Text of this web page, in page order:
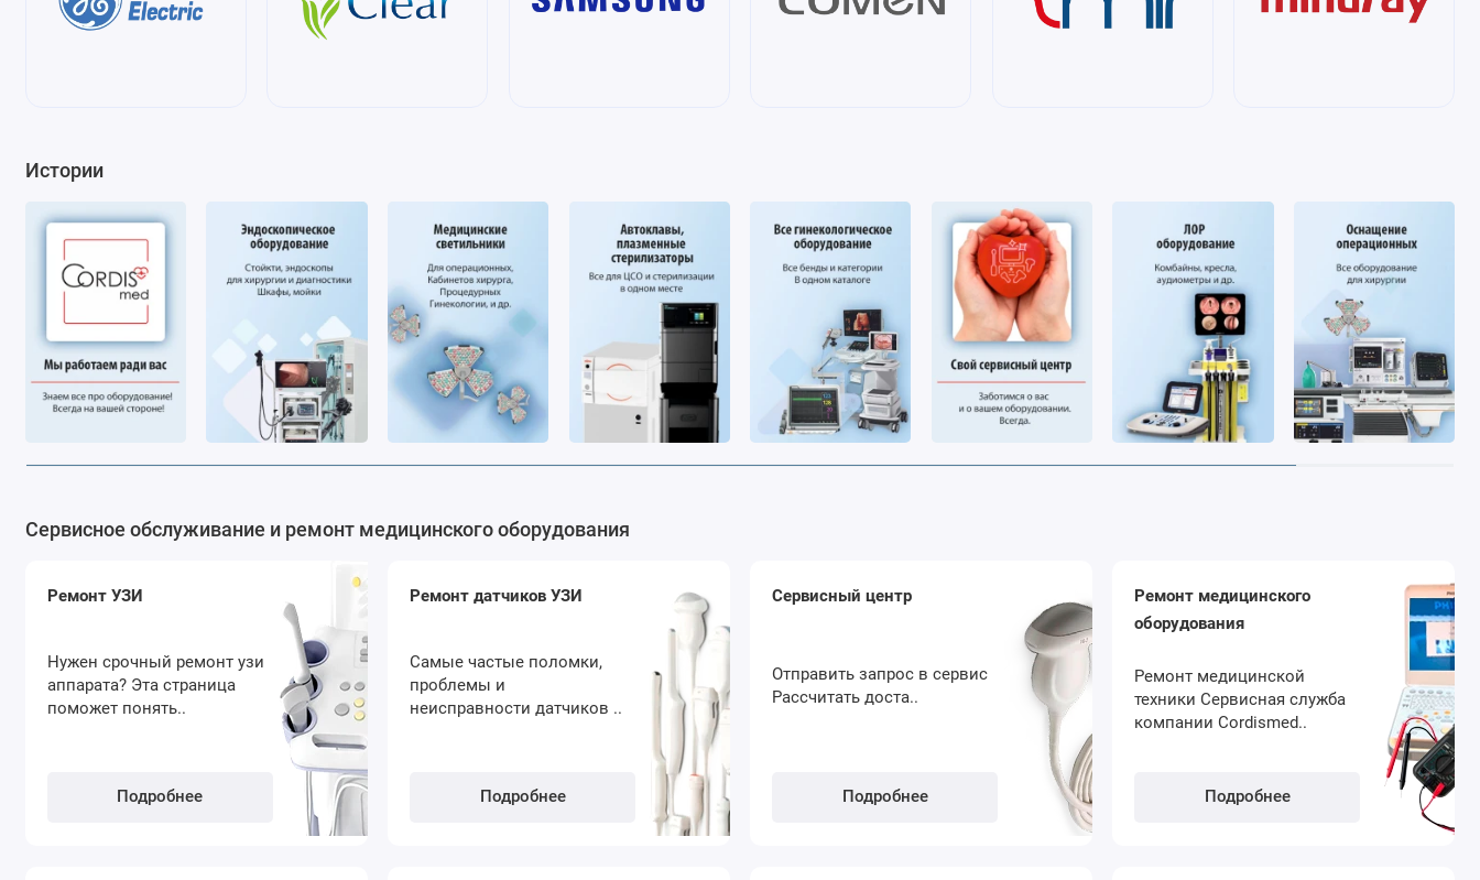
Истории
Сервисное обслуживание и ремонт медицинского оборудования
Ремонт УЗИ
Нужен срочный ремонт узи
аппарата? Эта страница
поможет понять..
Подробнее
Ремонт датчиков УЗИ
Самые частые поломки,
проблемы и
неисправности датчиков ..
Подробнее
Сервисный центр
Отправить запрос в сервис
Рассчитать доста..
Подробнее
Ремонт медицинского
оборудования
Ремонт медицинской
техники Сервисная служба
компании Cordismed..
Подробнее